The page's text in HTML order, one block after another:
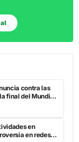
final del Mundial
en
en redes